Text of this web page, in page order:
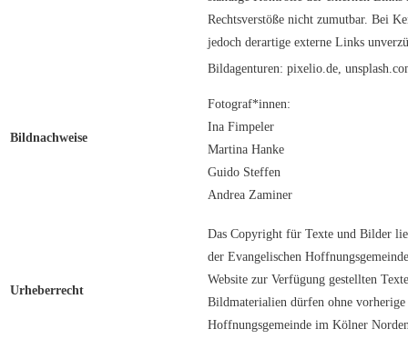
Rechtsverstöße nicht zumutbar. Bei
jedoch derartige externe Links
Bildnachweise
Bildagenturen: pixelio.de,
Fotograf*innen:
Ina Fimpeler
Martina Hanke
Guido Steffen
Andrea Zaminer
Urheberrecht
Das Copyright für Texte und Bilder
der Evangelischen
Website zur Verfügung gestellten
Bildmaterialien dürfen ohne
Hoffnungsgemeinde im Kölner